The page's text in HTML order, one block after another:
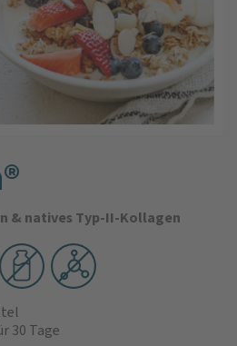
& natives Typ-II-Kollagen
30 Tage